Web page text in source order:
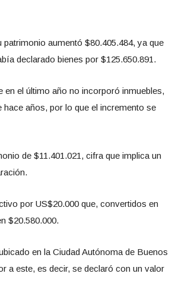
aumentó $80.405.484, ya que
declarado bienes por $125.650.891.
en el último año no incorporó inmuebles,
años, por lo que el incremento se
de $11.401.021, cifra que implica un
por US$20.000 que, convertidos en
$20.580.000.
en la Ciudad Autónoma de Buenos
a este, es decir, se declaró con un valor